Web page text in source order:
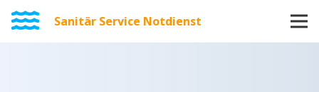
Sanitär Service Notdienst